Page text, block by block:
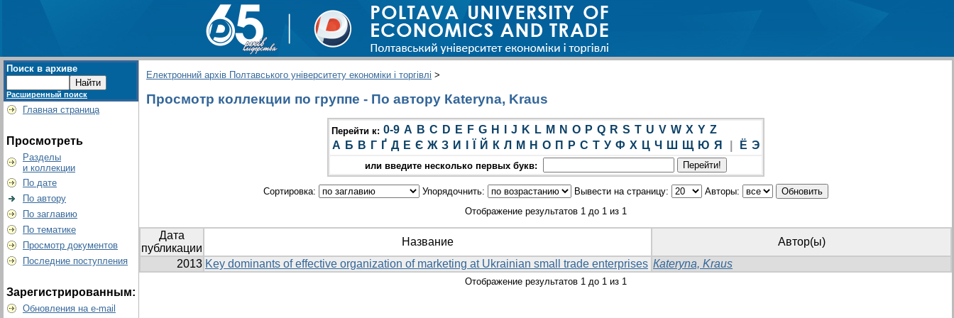
Поиск в архиве
Расширенный поиск
Главная страница
Просмотреть
Разделы
и коллекции
По дате
По автору
По заглавию
По тематике
Просмотр документов
Последние поступления
Зарегистрированным:
Обновления на e-mail
Електронний архів Полтавського університету економіки і торгівлі >
Просмотр коллекции по группе - По автору Кateryna, Kraus
Перейти к: 0-9 A B C D E F G H J K L M N O P Q R S T U V W X Y Z
А Б В Г Ґ Д Е Є Ж З И Й К Л М Н О П Р С Т У Ф Х Ц Ч Ш Щ Ю Я Ё Э
или введите несколько первых букв:
Сортировка: Упорядочнить: Вывести на страницу:
Авторы:
Отображение результатов 1 до 1 из 1
Дата
публикации
Название
Автор(ы)
2013 Key dominants of effective organization of marketing at Ukrainian small trade enterprises Кateryna, Kraus
Отображение результатов 1 до 1 из 1